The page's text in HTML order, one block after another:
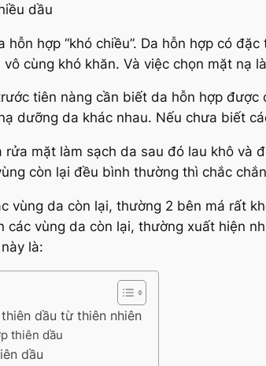
dầu
hợp “khó chiều”. Da hỗn hợp có
cùng khó khăn. Và việc chọn mặt nạ
tiên nàng cần biết da hỗn hợp
dưỡng da khác nhau. Nếu chưa biết
mặt làm sạch da sau đó lau khô và
còn lại đều bình thường thì chắc
vùng da còn lại, thường 2 bên má rất
các vùng da còn lại, thường xuất hiện
là:
dầu từ thiên nhiên
thiên dầu
dầu